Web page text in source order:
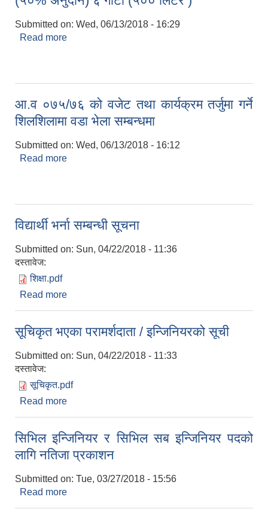
Submitted on: Wed, 06/13/2018 - 16:29
Read more
आ.व ०७५/७६ को वजेट तथा कार्यक्रम तर्जुमा गर्ने
शिलशिलामा वडा भेला सम्बन्धमा
Submitted on: Wed, 06/13/2018 - 16:12
Read more
विद्यार्थी भर्ना सम्बन्धी सूचना
Submitted on: Sun, 04/22/2018 - 11:36
दस्तावेज:
शिक्षा.pdf
Read more
सूचिकृत भएका परामर्शदाता / इन्जिनियरको सूची
Submitted on: Sun, 04/22/2018 - 11:33
दस्तावेज:
सूचिकृत.pdf
Read more
सिभिल इन्जिनियर र सिभिल सब इन्जिनियर पदको
लागि नतिजा प्रकाशन
Submitted on: Tue, 03/27/2018 - 15:56
Read more